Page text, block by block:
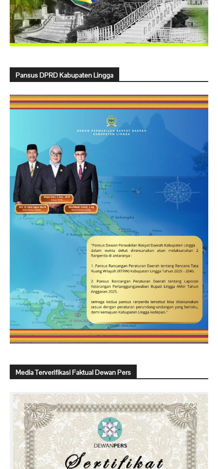
Pansus DPRD Kabupaten Lingga
Media Terverifikasi Faktual Dewan Pers